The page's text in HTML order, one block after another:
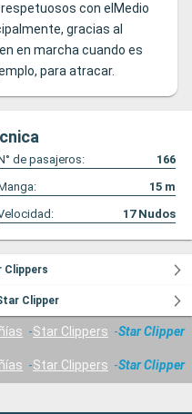
con elMedio
gracias al
en marcha cuando es
para atracar.
de pasajeros:
166
15 m
17 Nudos
Clippers
Clipper
Star Clippers Star Clipper
Star Clippers Star Clipper